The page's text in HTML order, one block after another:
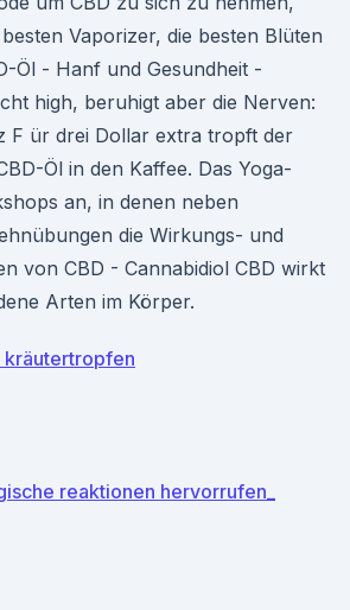
Vaporizer, die besten Blüten
Öl - Hanf und Gesundheit -
high, beruhigt aber die Nerven:
F ür drei Dollar extra tropft der
Öl in den Kaffee. Das Yoga-
an, in denen neben
die Wirkungs- und
von CBD - Cannabidiol CBD wirkt
Arten im Körper.
kräutertropfen
reaktionen hervorrufen_